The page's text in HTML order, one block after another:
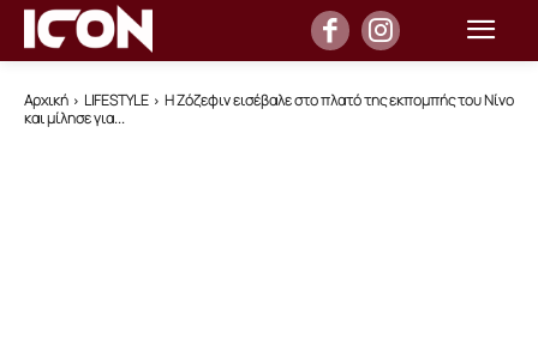
Αρχική LIFESTYLE
Η Ζόζεφιν εισέβαλε στο πλατό της εκπομπής του Νίνο
και μίλησε για...